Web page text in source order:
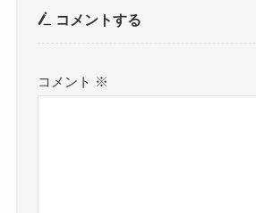
コメントする
コメント ※